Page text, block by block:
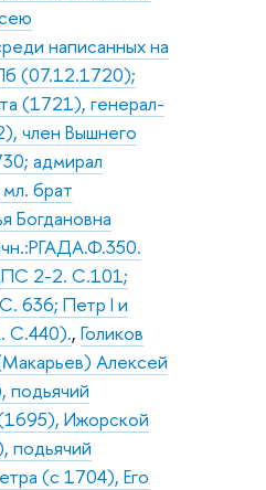
написанных на
(07.12.1720);
(1721), генерал-
член Вышнего
адмирал
брат
Богдановна
2-2. С.101;
636; Петр I и
С.440)., Голиков
Алексей
подьячий
Ижорской
подьячий
(с 1704), Его